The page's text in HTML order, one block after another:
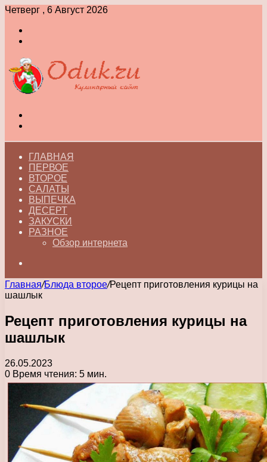
Четверг , 6 Август 2026
ГЛАВНАЯ
ПЕРВОЕ
ВТОРОЕ
САЛАТЫ
ВЫПЕЧКА
ДЕСЕРТ
ЗАКУСКИ
РАЗНОЕ
Обзор интернета
Главная/Блюда второе/Рецепт приготовления курицы на
шашлык
Рецепт приготовления курицы на
шашлык
26.05.2023
0 Время чтения: 5 мин.